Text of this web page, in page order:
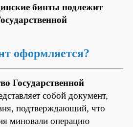
бинты подлежит
оформляется?
Государственной
собой документ,
подтверждающий, что
миновали операцию